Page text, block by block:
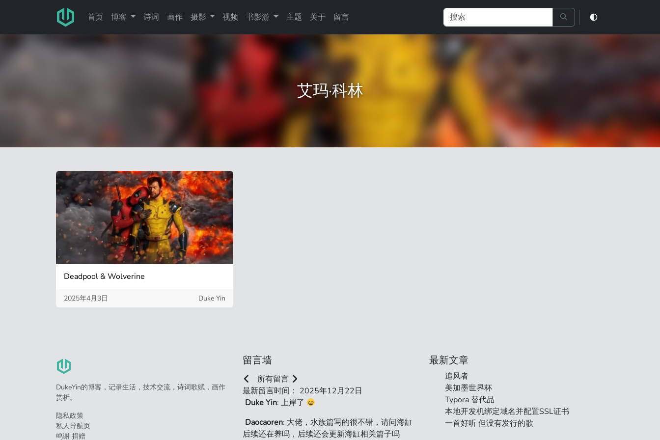
首页
博客 诗词 画作 摄影 视频 书影游 主题 关于 留言
艾玛·科林
Deadpool & Wolverine
2025年4月3日 Duke Yin
DukeYin的博客，记录生活，技术交流，诗词歌赋，画作
赏析。
隐私政策
私人导航页
鸣谢 捐赠
留言墙
所有留言
最新留言时间： 2025年12月22日
Duke Yin: 上岸了
Daocaoren: 大佬，水族篇写的很不错，请问海缸
后续还在养吗，后续还会更新海缸相关篇子吗
最新文章
追风者
美加墨世界杯
Typora 替代品
本地开发机绑定域名并配置SSL证书
一首好听 但没有发行的歌